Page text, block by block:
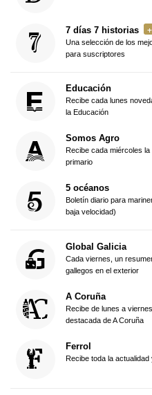
7 días 7 historias
Una selección de los
para suscriptores
Educación
Recibe cada lunes
la Educación
Somos Agro
Recibe cada miércoles
primario
5 océanos
Boletín diario para
baja velocidad)
Global Galicia
Cada viernes, un
gallegos en el exterior
A Coruña
Recibe de lunes a
destacada de A Coruña
Ferrol
Recibe toda la